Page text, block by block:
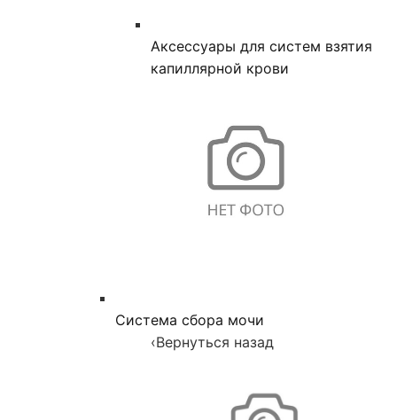
Аксессуары для систем взятия
капиллярной крови
Система сбора мочи
‹Вернуться назад